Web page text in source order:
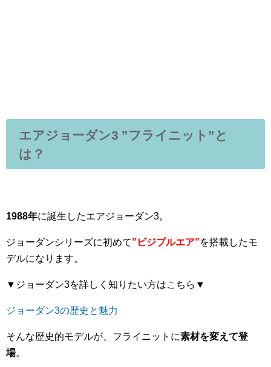
エアジョーダン3 ”フライニット” と
は？
1988年に誕生したエアジョーダン3。
ジョーダンシリーズに初めて”ビジブルエア”を搭載したモ
デルになります。
▼ジョーダン3を詳しく知りたい方はこちら▼
ジョーダン3の歴史と魅力
そんな歴史的モデルが、フライニットに素材を変えて登
場。